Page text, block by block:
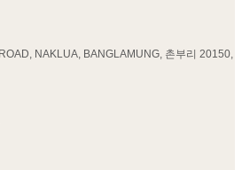
NAKLUA, BANGLAMUNG, 촌부리 20150,